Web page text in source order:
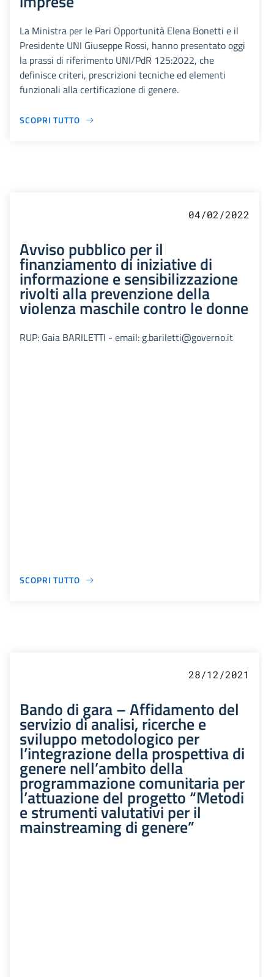
La Ministra per le Pari Opportunità Elena Bonetti e il
Presidente UNI Giuseppe Rossi, hanno presentato oggi
la prassi di riferimento UNI/PdR 125:2022, che
definisce criteri, prescrizioni tecniche ed elementi
funzionali alla certificazione di genere.
SCOPRI TUTTO
04/02/2022
Avviso pubblico per il
finanziamento di iniziative di
informazione e sensibilizzazione
rivolti alla prevenzione della
violenza maschile contro le donne
RUP: Gaia BARILETTI - email: g.bariletti@governo.it
SCOPRI TUTTO
28/12/2021
Bando di gara – Affidamento del
servizio di analisi, ricerche e
sviluppo metodologico per
l’integrazione della prospettiva di
genere nell’ambito della
programmazione comunitaria per
l’attuazione del progetto “Metodi
e strumenti valutativi per il
mainstreaming di genere”